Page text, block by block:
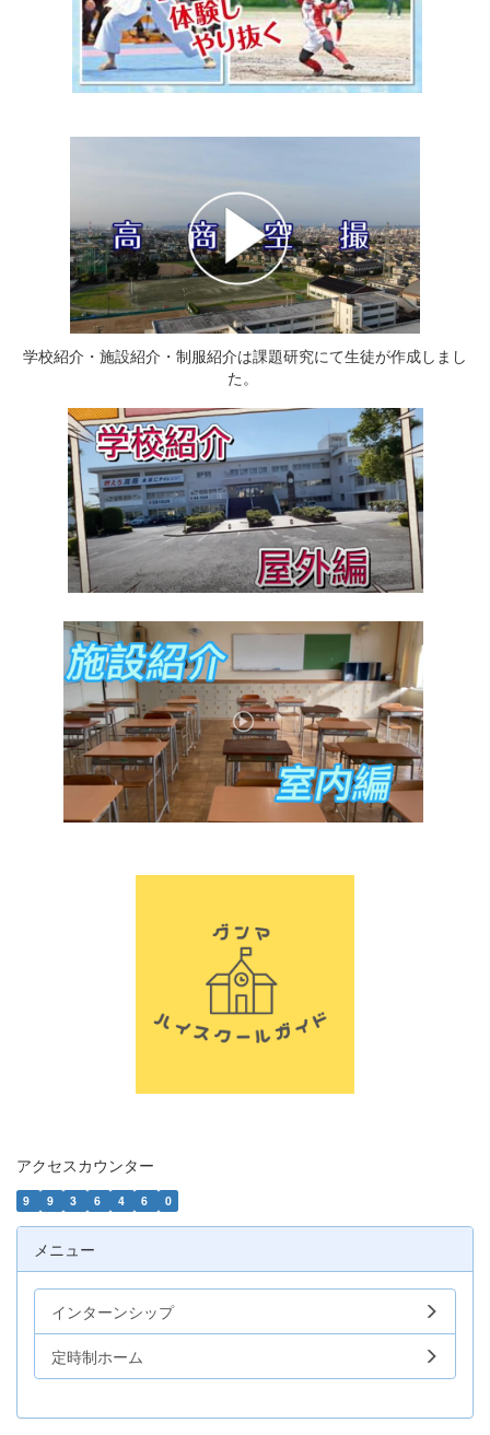
学校紹介・施設紹介・制服紹介は課題研究にて生徒が作成しまし
た。
アクセスカウンター
9 9 3 6 4 6 0
メニュー
インターンシップ
定時制ホーム